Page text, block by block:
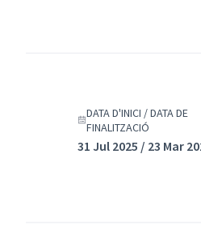
DATA D'INICI / DATA DE
FINALITZACIÓ
31 Jul 2025 / 23 Mar